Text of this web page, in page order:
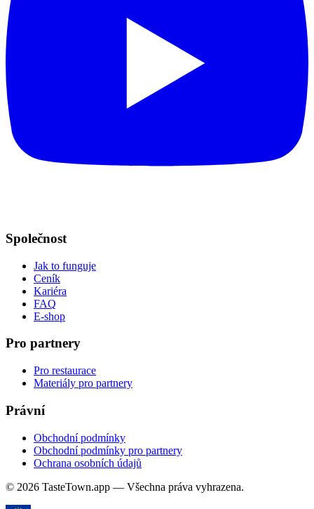
Společnost
Jak to funguje
Ceník
Kariéra
FAQ
E-shop
Pro partnery
Pro restaurace
Materiály pro partnery
Právní
Obchodní podmínky
Obchodní podmínky pro partnery
Ochrana osobních údajů
© 2026 TasteTown.app — Všechna práva vyhrazena.